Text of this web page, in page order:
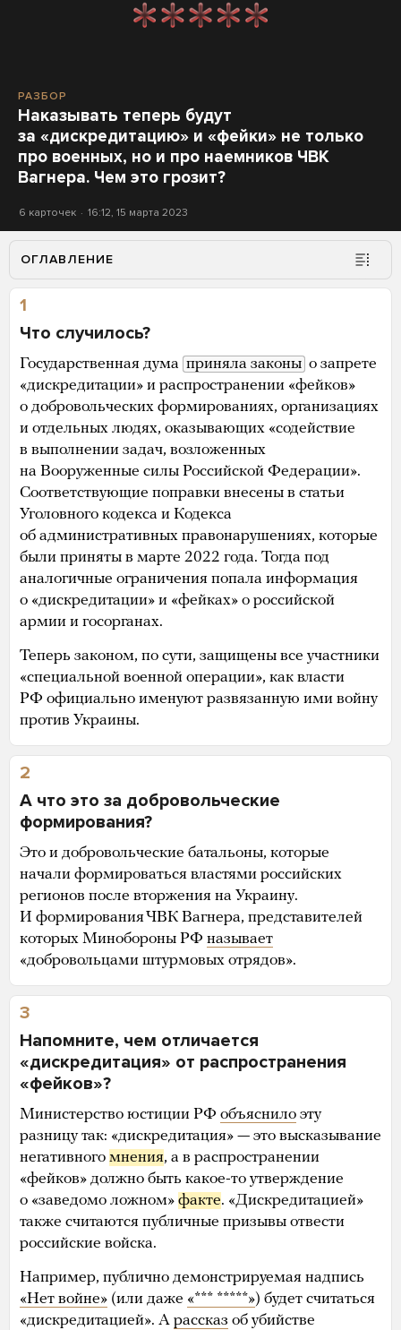
РАЗБОР
Наказывать теперь будут
за «дискредитацию» и «фейки» не только
про военных, но и про наемников ЧВК
Вагнера. Чем это грозит?
6 карточек 16:12, 15 марта 2023
ОГЛАВЛЕНИЕ
1
Что случилось?
Государственная дума приняла законы о запрете
«дискредитации» и распространении «фейков»
о добровольческих формированиях, организациях
и отдельных людях, оказывающих «содействие
в выполнении задач, возложенных
на Вооруженные силы Российской Федерации».
Соответствующие поправки внесены в статьи
Уголовного кодекса и Кодекса
об административных правонарушениях, которые
были приняты в марте 2022 года. Тогда под
аналогичные ограничения попала информация
о «дискредитации» и «фейках» о российской
армии и госорганах.
Теперь законом, по сути, защищены все участники
«специальной военной операции», как власти
РФ официально именуют развязанную ими войну
против Украины.
2
А что это за добровольческие
формирования?
Это и добровольческие батальоны, которые
начали формироваться властями российских
регионов после вторжения на Украину.
И формирования ЧВК Вагнера, представителей
которых Минобороны РФ называет
«добровольцами штурмовых отрядов».
3
Напомните, чем отличается
«дискредитация» от распространения
«фейков»?
Министерство юстиции РФ объяснило эту
разницу так: «дискредитация» — это высказывание
негативного мнения, а в распространении
«фейков» должно быть какое-то утверждение
о «заведомо ложном» факте. «Дискредитацией»
также считаются публичные призывы отвести
российские войска.
Например, публично демонстрируемая надпись
«Нет войне» (или даже «*** *****») будет считаться
«дискредитацией». А рассказ об убийстве